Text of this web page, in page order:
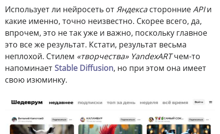
Использует ли нейросеть отЯндексасторонниеAPIи
какие именно, точно неизвестно. Скорее всего, да,
впрочем, это не так уже и важно, поскольку главное
это все же результат. Кстати, результат весьма
неплохой. Стилем «творчества» YandexARTчем-то
напоминаетStable Diffusion, но при этом она имеет
свою изюминку.